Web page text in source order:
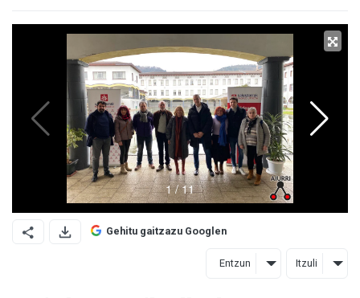
Gehitu gaitzazu Googlen
Entzun Itzuli